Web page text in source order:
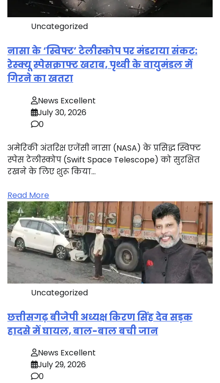
Uncategorized
नासा के ‘स्विफ्ट’ टेलीस्कोप पर मंडराया संकट:
रेस्क्यू स्पेसक्राफ्ट खराब, पृथ्वी के वायुमंडल में
गिरने का खतरा
News Excellent
July 30, 2026
0
अमेरिकी अंतरिक्ष एजेंसी नासा (NASA) के प्रसिद्ध स्विफ्ट
स्पेस टेलीस्कोप (Swift Space Telescope) को सुरक्षित
रखने के लिए शुरू किया…
Read More
Uncategorized
छत्तीसगढ़ बीजेपी अध्यक्ष किरण सिंह देव सड़क
हादसे में घायल, बाल-बाल बची जान
News Excellent
July 29, 2026
0